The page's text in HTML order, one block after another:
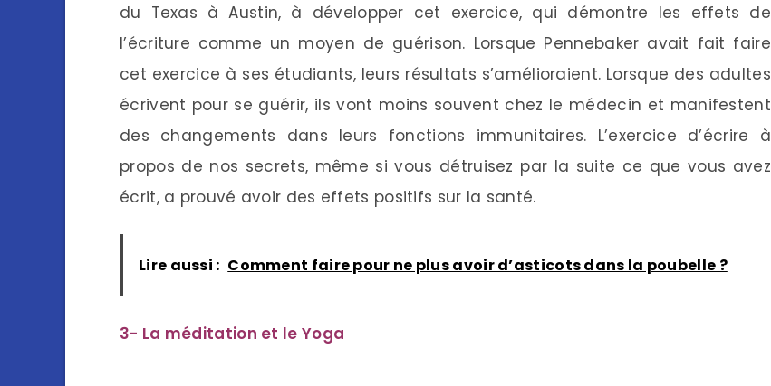
du Texas à Austin, à développer cet exercice, qui démontre les effets de
l’écriture comme un moyen de guérison. Lorsque Pennebaker avait fait faire
cet exercice à ses étudiants, leurs résultats s’amélioraient. Lorsque des adultes
écrivent pour se guérir, ils vont moins souvent chez le médecin et manifestent
des changements dans leurs fonctions immunitaires. L’exercice d’écrire à
propos de nos secrets, même si vous détruisez par la suite ce que vous avez
écrit, a prouvé avoir des effets positifs sur la santé.
Lire aussi : Comment faire pour ne plus avoir d’asticots dans la poubelle ?
3- La méditation et le Yoga